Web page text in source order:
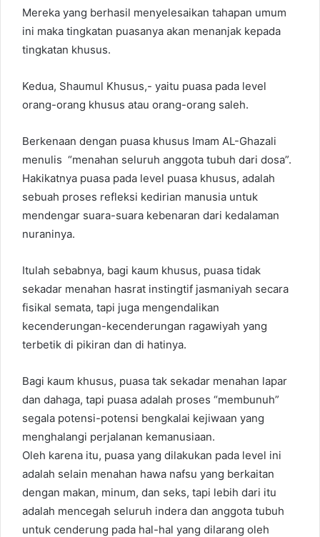
Mereka yang berhasil menyelesaikan tahapan umum
ini maka tingkatan puasanya akan menanjak kepada
tingkatan khusus.
Kedua, Shaumul Khusus,- yaitu puasa pada level
orang-orang khusus atau orang-orang saleh.
Berkenaan dengan puasa khusus Imam AL-Ghazali
menulis “menahan seluruh anggota tubuh dari dosa”.
Hakikatnya puasa pada level puasa khusus, adalah
sebuah proses refleksi kedirian manusia untuk
mendengar suara-suara kebenaran dari kedalaman
nuraninya.
Itulah sebabnya, bagi kaum khusus, puasa tidak
sekadar menahan hasrat instingtif jasmaniyah secara
fisikal semata, tapi juga mengendalikan
kecenderungan-kecenderungan ragawiyah yang
terbetik di pikiran dan di hatinya.
Bagi kaum khusus, puasa tak sekadar menahan lapar
dan dahaga, tapi puasa adalah proses “membunuh”
segala potensi-potensi bengkalai kejiwaan yang
menghalangi perjalanan kemanusiaan.
Oleh karena itu, puasa yang dilakukan pada level ini
adalah selain menahan hawa nafsu yang berkaitan
dengan makan, minum, dan seks, tapi lebih dari itu
adalah mencegah seluruh indera dan anggota tubuh
untuk cenderung pada hal-hal yang dilarang oleh